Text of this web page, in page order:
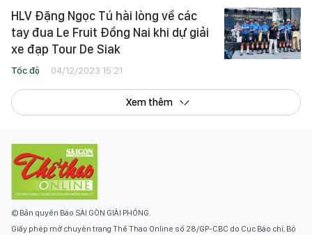
HLV Đặng Ngọc Tú hài lòng về các
tay đua Le Fruit Đồng Nai khi dự giải
xe đạp Tour De Siak
Tốc độ 04/12/2023 15:21
Xem thêm
© Bản quyền Báo SÀI GÒN GIẢI PHÓNG.
Giấy phép mở chuyên trang Thể Thao Online số 28/GP-CBC do Cục Báo chí, Bộ